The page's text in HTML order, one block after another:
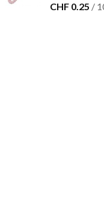
CHF 0.25 /